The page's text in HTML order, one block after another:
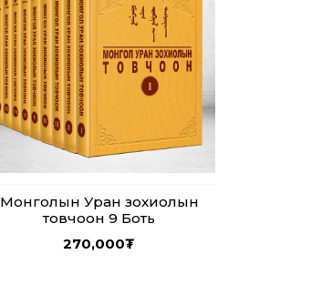
Монголын Уран зохиолын
товчоон 9 Боть
270,000₮